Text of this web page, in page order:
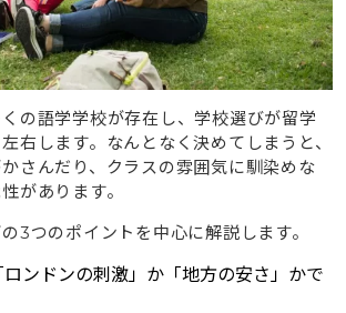
漬け！アカデミックなイギリス語学学校
（オックスフォード）
る！イギリス語学学校おすすめの節約術
国を経由する「2カ国留学」を活用する
校に関するよくある質問（FAQ）
心者でも授業についていけますか？
の語学学校が存在し、学校選びが留学
右します。なんとなく決めてしまうと、
さんだり、クラスの雰囲気に馴染めな
があります。
3つのポイントを中心に解説します。
ンドンの刺激」か「地方の安さ」かで